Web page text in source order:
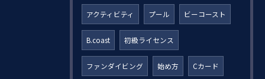
アクティビティ プール ビーコースト
B.coast 初級ライセンス
ファンダイビング 始め方 Cカード